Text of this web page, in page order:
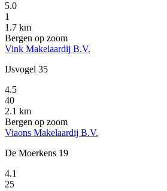
5.0
1
1.7 km
Bergen op zoom
Vink Makelaardij B.V.
IJsvogel 35
4.5
40
2.1 km
Bergen op zoom
Viaons Makelaardij B.V.
De Moerkens 19
4.1
25